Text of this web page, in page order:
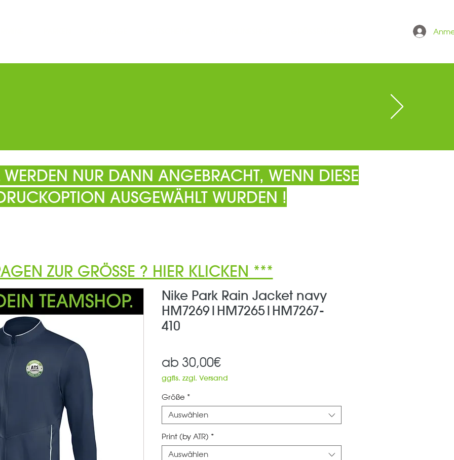
NUR DANN ANGEBRACHT, WENN DIESE
AUSGEWÄHLT WURDEN !
Nike Park Rain Jacket navy
HM7269|HM7265|HM7267-
410
ab 30,00€Sale-
Preis
ggfls. zzgl. Versand
Größe *
Auswählen
Print (by ATR) *
Auswählen
ZUR GRÖSSE ? HIER KLICKEN ***